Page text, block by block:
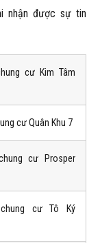
nhận được sự tin
cư Kim Tâm
cư Quân Khu 7
cư Prosper
cư Tô Ký